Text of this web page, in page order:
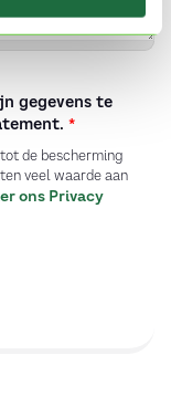
gegevens te
*
de bescherming
veel waarde aan
ons Privacy